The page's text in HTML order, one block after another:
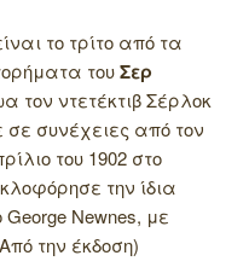
το τρίτο από τα
τουΣερ
τον ντετέκτιβ Σέρλοκ
σε συνέχειες από τον
του 1902 στο
την ίδια
George Newnes, με
την έκδοση)